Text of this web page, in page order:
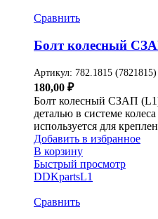
Сравнить
Болт колесный
Артикул: 782.1815 (7821815)
180,00 ₽
Болт колесный СЗАП
деталью в системе
используется для
Добавить в избранное
В корзину
Быстрый просмотр
DDKpartsL1
Сравнить